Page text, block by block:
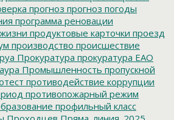
прогноз прогноз погоды
программа реновации
продуктовые карточки проезд
производство происшествие
Прокуратура прокуратура ЕАО
Промышленность пропускной
противодействие коррупции
противопожарный режим
профильный класс